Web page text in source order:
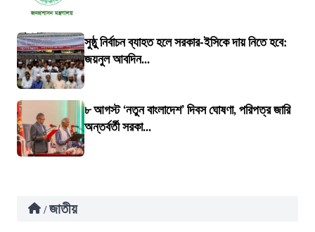
সুষ্ঠু নির্বাচন ব্যাহত হলে সরকার-ইসিকে দায় নিতে হবে:
জয়নুল আবদিন...
৮ আগস্ট ‘নতুন বাংলাদেশ’ দিবস ঘোষণা, পরিপত্র জারি
অন্তর্বর্তী সরকা...
/ জাতীয়